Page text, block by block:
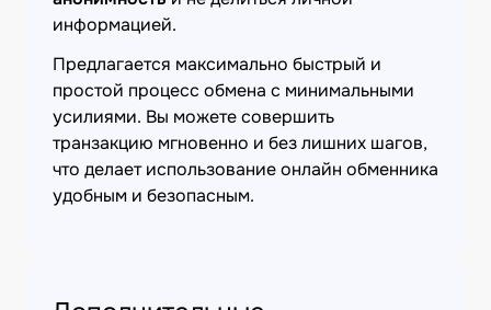
информацией.
Предлагается максимально быстрый и
простой процесс обмена с минимальными
усилиями. Вы можете совершить
транзакцию мгновенно и без лишних шагов,
что делает использование онлайн обменника
удобным и безопасным.